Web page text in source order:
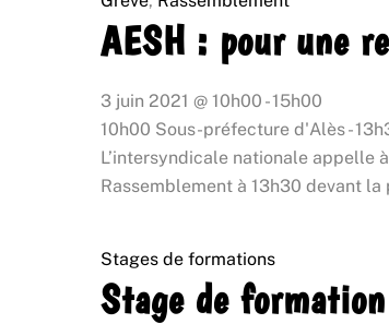
AESH : pour une
3 juin 2021 @ 10h00 -15h00
10h00 Sous-préfecture d'Alès -
L’intersyndicale nationale appelle
Rassemblement à 13h30 devant
Stages de formations
Stage de